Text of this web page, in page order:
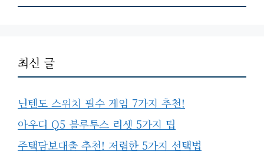
최신 글
닌텐도 스위치 필수 게임 7가지 추천!
아우디 Q5 블루투스 리셋 5가지 팁
주택담보대출 추천! 저렴한 5가지 선택법